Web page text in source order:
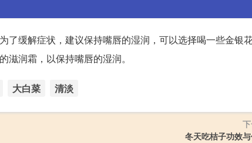
了缓解症状，建议保持嘴唇的湿润，可以选择喝一些金银
润霜，以保持嘴唇的湿润。
大白菜 清淡
冬天吃桔子功效